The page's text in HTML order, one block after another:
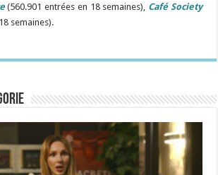
(560.901 entrées en 18 semaines), Café Society
semaines).